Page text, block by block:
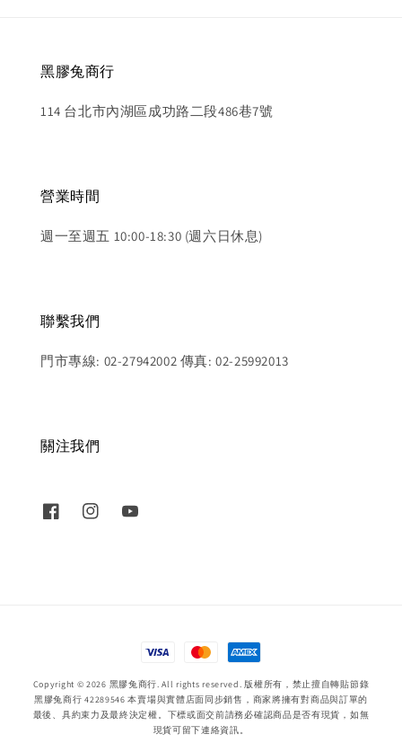
黑膠兔商行
114 台北市內湖區成功路二段486巷7號
營業時間
週一至週五 10:00-18:30 (週六日休息)
聯繫我們
門市專線: 02-27942002 傳真: 02-25992013
關注我們
Copyright © 2026 黑膠兔商行. All rights reserved. 版權所有，禁止擅自轉貼節錄
黑膠兔商行 42289546 本賣場與實體店面同步銷售，商家將擁有對商品與訂單的
最後、具約束力及最終決定權。下標或面交前請務必確認商品是否有現貨，如無
現貨可留下連絡資訊。